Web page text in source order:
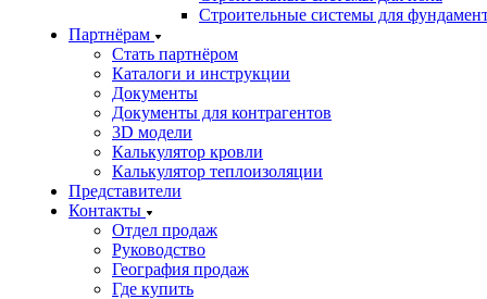
Строительные системы для
Партнёрам
Стать партнёром
Каталоги и инструкции
Документы
Документы для контрагентов
3D модели
Калькулятор кровли
Калькулятор теплоизоляции
Представители
Контакты
Отдел продаж
Руководство
География продаж
Где купить